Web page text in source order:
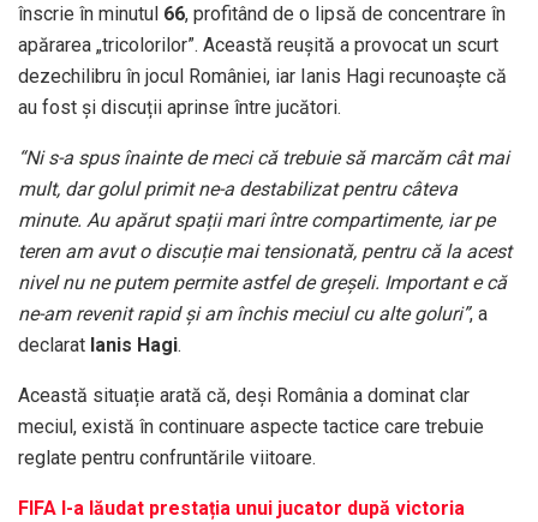
înscrie în minutul 66, profitând de o lipsă de concentrare în
apărarea „tricolorilor”. Această reușită a provocat un scurt
dezechilibru în jocul României, iar Ianis Hagi recunoaște că
au fost și discuții aprinse între jucători.
“Ni s-a spus înainte de meci că trebuie să marcăm cât mai
mult, dar golul primit ne-a destabilizat pentru câteva
minute. Au apărut spații mari între compartimente, iar pe
teren am avut o discuție mai tensionată, pentru că la acest
nivel nu ne putem permite astfel de greșeli. Important e că
ne-am revenit rapid și am închis meciul cu alte goluri”, a
declarat Ianis Hagi.
Această situație arată că, deși România a dominat clar
meciul, există în continuare aspecte tactice care trebuie
reglate pentru confruntările viitoare.
FIFA l-a lăudat prestația unui jucator după victoria